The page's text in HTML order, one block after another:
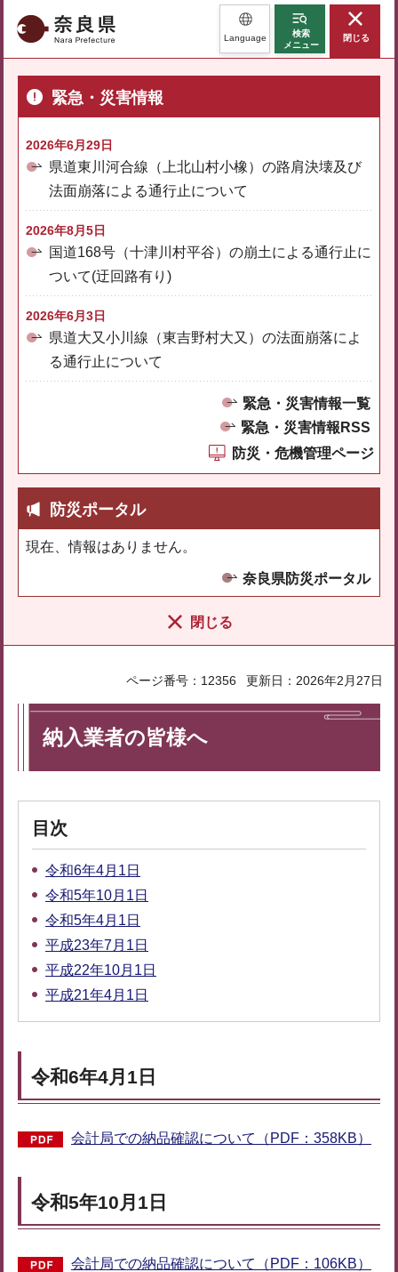
奈良県 Language
検索
メニュー
閉じる
緊急・災害情報
2026年6月29日
県道東川河合線（上北山村小橡）の路肩決壊及び
法面崩落による通行止について
2026年8月5日
国道168号（十津川村平谷）の崩土による通行止に
ついて(迂回路有り)
2026年6月3日
県道大又小川線（東吉野村大又）の法面崩落によ
る通行止について
緊急・災害情報一覧
緊急・災害情報RSS
防災・危機管理ページ
防災ポータル
現在、情報はありません。
奈良県防災ポータル
閉じる
ページ番号：12356 更新日：2026年2月27日
納入業者の皆様へ
目次
令和6年4月1日
令和5年10月1日
令和5年4月1日
平成23年7月1日
平成22年10月1日
平成21年4月1日
令和6年4月1日
会計局での納品確認について（PDF：358KB）
令和5年10月1日
会計局での納品確認について（PDF：106KB）